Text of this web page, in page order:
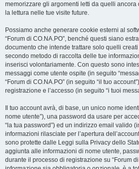
memorizzare gli argomenti letti da quelli
la lettura nelle tue visite future.
Possiamo anche generare cookie esterni al
“Forum di CO.NA.PO”, benché questi siano
documento che intende trattare solo quelli creati
secondo metodo di raccolta delle tue
inserisci volontariamente. Con questo sono
messaggi come utente ospite (in seguito
“Forum di CO.NA.PO” (in seguito “il tuo
registrazione e l’accesso (in seguito “i tuoi
Il tuo account avrà, di base, un unico nome
nome utente”), una password da usare per
“la tua password”) ed un indirizzo email valido
informazioni rilasciate per l’apertura
sono protette dalle Leggi sulla Privacy dello
aggiunta alle informazioni di nome utente,
durante il processo di registrazione su “Forum